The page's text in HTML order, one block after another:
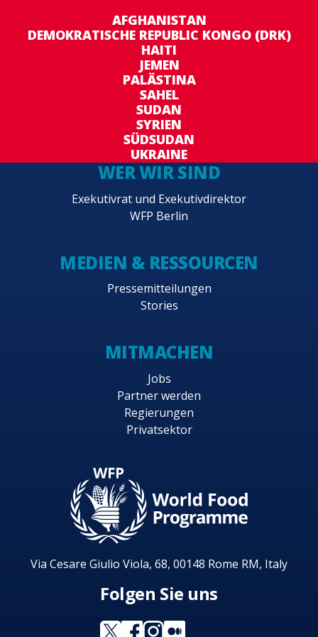
AFGHANISTAN
DEMOKRATISCHE REPUBLIC KONGO (DRK)
HAITI
JEMEN
PALÄSTINA
SAHEL
SUDAN
SYRIEN
SÜDSUDAN
UKRAINE
WER WIR SIND
Exekutivrat und Exekutivdirektor
WFP Berlin
MEDIEN & RESSOURCEN
Pressemitteilungen
Stories
MITMACHEN
Jobs
Partner werden
Regierungen
Privatsektor
Via Cesare Giulio Viola, 68, 00148 Rome RM, Italy
Folgen Sie uns